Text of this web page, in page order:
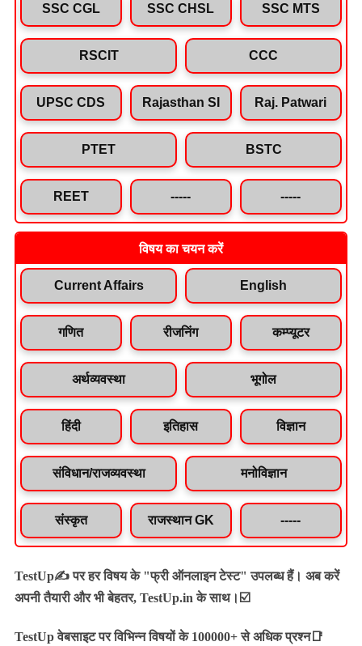
SSC CGL SSC CHSL SSC MTS
RSCIT CCC
UPSC CDS Rajasthan SI Raj. Patwari
PTET BSTC
REET ----- -----
विषय का चयन करें
Current Affairs English
गणित रीजनिंग कम्प्यूटर
अर्थव्यवस्था भूगोल
हिंदी इतिहास विज्ञान
संविधान/राजव्यवस्था मनोविज्ञान
संस्कृत राजस्थान GK -----
TestUp✍️ पर हर विषय के "फ्री ऑनलाइन टेस्ट" उपलब्ध हैं। अब करें
अपनी तैयारी और भी बेहतर, TestUp.in के साथ।☑️
TestUp वेबसाइट पर विभिन्न विषयों के 100000+ से अधिक प्रश्न📑